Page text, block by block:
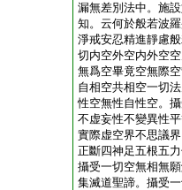
漏無差別法中。施
知。云何於般若波
淨戒安忍精進靜慮
切内空外空内外空
無爲空畢竟空無際
自相空共相空一切
性空無性自性空。
不虚妄性不變異性
實際虚空界不思議
正斷四神足五根五
攝受一切空無相無
集滅道聖諦。攝受